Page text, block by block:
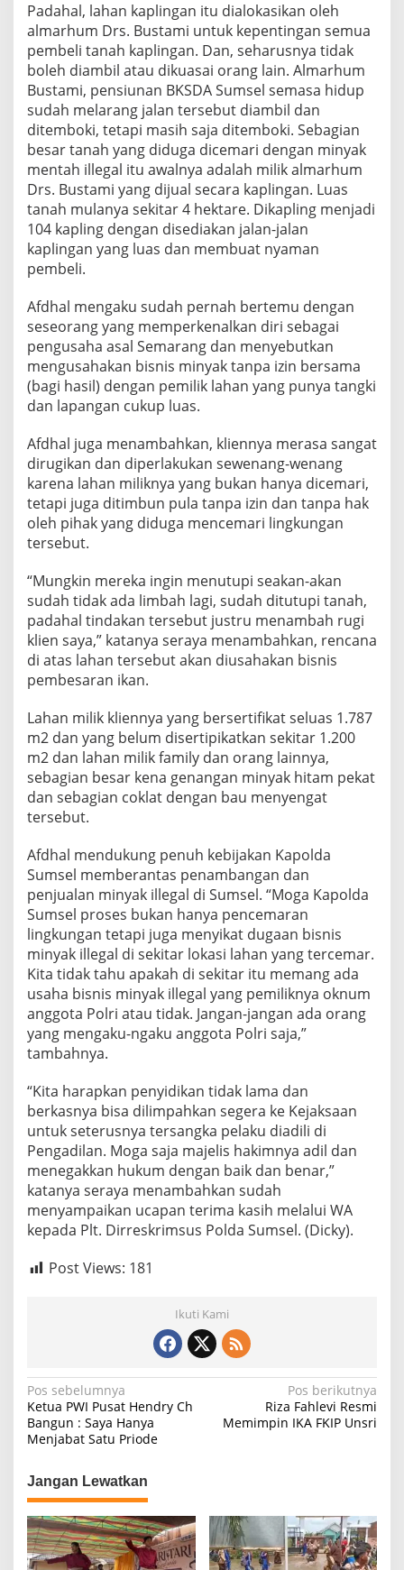
Padahal, lahan kaplingan itu dialokasikan oleh
almarhum Drs. Bustami untuk kepentingan semua
pembeli tanah kaplingan. Dan, seharusnya tidak
boleh diambil atau dikuasai orang lain. Almarhum
Bustami, pensiunan BKSDA Sumsel semasa hidup
sudah melarang jalan tersebut diambil dan
ditemboki, tetapi masih saja ditemboki. Sebagian
besar tanah yang diduga dicemari dengan minyak
mentah illegal itu awalnya adalah milik almarhum
Drs. Bustami yang dijual secara kaplingan. Luas
tanah mulanya sekitar 4 hektare. Dikapling menjadi
104 kapling dengan disediakan jalan-jalan
kaplingan yang luas dan membuat nyaman
pembeli.
Afdhal mengaku sudah pernah bertemu dengan
seseorang yang memperkenalkan diri sebagai
pengusaha asal Semarang dan menyebutkan
mengusahakan bisnis minyak tanpa izin bersama
(bagi hasil) dengan pemilik lahan yang punya tangki
dan lapangan cukup luas.
Afdhal juga menambahkan, kliennya merasa sangat
dirugikan dan diperlakukan sewenang-wenang
karena lahan miliknya yang bukan hanya dicemari,
tetapi juga ditimbun pula tanpa izin dan tanpa hak
oleh pihak yang diduga mencemari lingkungan
tersebut.
“Mungkin mereka ingin menutupi seakan-akan
sudah tidak ada limbah lagi, sudah ditutupi tanah,
padahal tindakan tersebut justru menambah rugi
klien saya,” katanya seraya menambahkan, rencana
di atas lahan tersebut akan diusahakan bisnis
pembesaran ikan.
Lahan milik kliennya yang bersertifikat seluas 1.787
m2 dan yang belum disertipikatkan sekitar 1.200
m2 dan lahan milik family dan orang lainnya,
sebagian besar kena genangan minyak hitam pekat
dan sebagian coklat dengan bau menyengat
tersebut.
Afdhal mendukung penuh kebijakan Kapolda
Sumsel memberantas penambangan dan
penjualan minyak illegal di Sumsel. “Moga Kapolda
Sumsel proses bukan hanya pencemaran
lingkungan tetapi juga menyikat dugaan bisnis
minyak illegal di sekitar lokasi lahan yang tercemar.
Kita tidak tahu apakah di sekitar itu memang ada
usaha bisnis minyak illegal yang pemiliknya oknum
anggota Polri atau tidak. Jangan-jangan ada orang
yang mengaku-ngaku anggota Polri saja,”
tambahnya.
“Kita harapkan penyidikan tidak lama dan
berkasnya bisa dilimpahkan segera ke Kejaksaan
untuk seterusnya tersangka pelaku diadili di
Pengadilan. Moga saja majelis hakimnya adil dan
menegakkan hukum dengan baik dan benar,”
katanya seraya menambahkan sudah
menyampaikan ucapan terima kasih melalui WA
kepada Plt. Dirreskrimsus Polda Sumsel. (Dicky).
Post Views: 181
Ikuti Kami
N
a
v
i
g
a
s
Pos sebelumnya
Ketua PWI Pusat Hendry Ch
Bangun : Saya Hanya
Menjabat Satu Priode
Pos berikutnya
Riza Fahlevi Resmi
Memimpin IKA FKIP Unsri
Jangan Lewatkan